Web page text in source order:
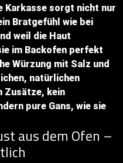
Karkasse sorgt nicht nur
Bratgefühl wie bei
weil die Haut
im Backofen perfekt
Würzung mit Salz und
natürlichen
Zusätze, kein
pure Gans, wie sie
aus dem Ofen –